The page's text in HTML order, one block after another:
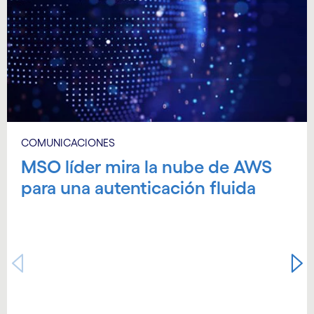
COMUNICACIONES
MSO líder mira la nube de AWS
para una autenticación fluida